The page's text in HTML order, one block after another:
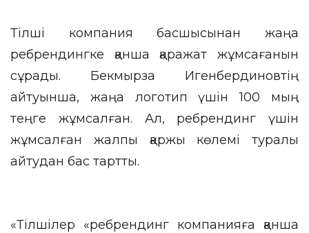
Тілші компания басшысынан жаңа
ребрендингке қанша қаражат жұмсағанын
сұрады. Бекмырза Игенбердиновтің
айтуынша, жаңа логотип үшін 100 мың
теңге жұмсалған. Ал, ребрендинг үшін
жұмсалған жалпы қаржы көлемі туралы
айтудан бас тартты.
«Тілшілер «ребрендинг компанияға қанша